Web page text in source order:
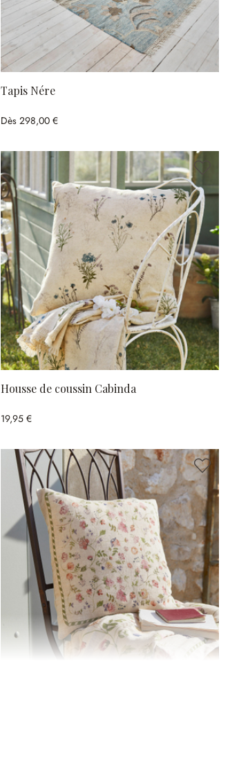
Tapis Nére
Dès 298,00 €
Housse de coussin Cabinda
19,95 €